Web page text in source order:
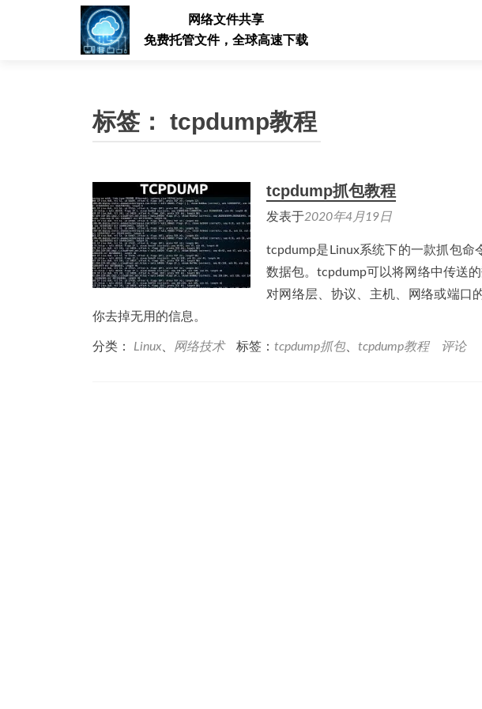
网络文件共享
免费托管文件，全球高速下载
标签： tcpdump教程
tcpdump抓包教程
发表于2020年4月19日
tcpdump是Linux系统下的一款抓包命
数据包。tcpdump可以将网络中传送
对网络层、协议、主机、网络或端口
你去掉无用的信息。
分类： Linux 网络技术 标签： tcpdump抓包 tcpdump教程 评论